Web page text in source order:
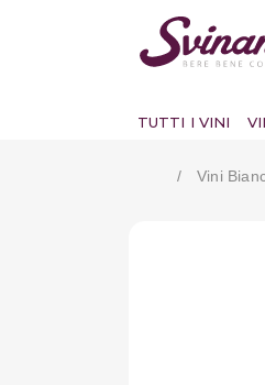
TUTTI I VINI
Vini